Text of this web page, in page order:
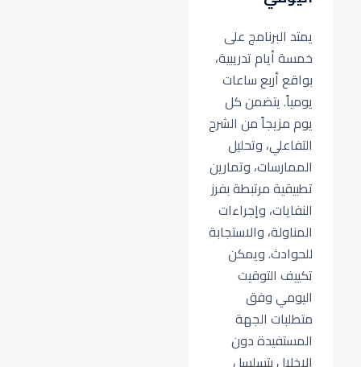
يمتد البرنامج على
خمسة أيام تدريبية،
بواقع أربع ساعات
يومياً. يتضمن كل
يوم مزيجاً من الشرح
التفاعلي، وتحليل
الممارسات، وتمارين
تطبيقية مرتبطة بفرز
النفايات، وإجراءات
المناولة، والاستجابة
للحوادث. ويمكن
تكييف التوقيت
اليومي وفق
متطلبات الجهة
المستفيدة دون
الإخلال بتسلسل